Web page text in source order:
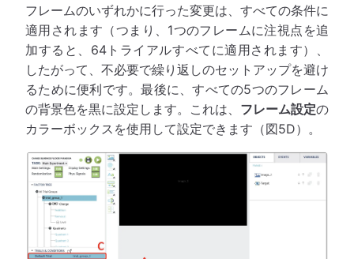
フレームのいずれかに行った変更は、すべての条件に
適用されます（つまり、1つのフレームに注視点を追
加すると、64トライアルすべてに適用されます）、
したがって、不必要で繰り返しのセットアップを避け
るために便利です。最後に、すべての5つのフレーム
の背景色を黒に設定します。これは、 フレーム設定の
カラーボックスを使用して設定できます（図5D）。